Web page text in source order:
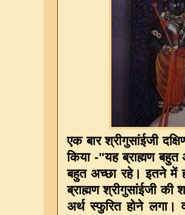
एक बार श्रीगुसांईजी
किया -"यह ब्राह्मण
बहुत अच्छा रहे। इतने में
ब्राह्मण श्रीगुसांईजी
अर्थ स्फुरित होने लगा।